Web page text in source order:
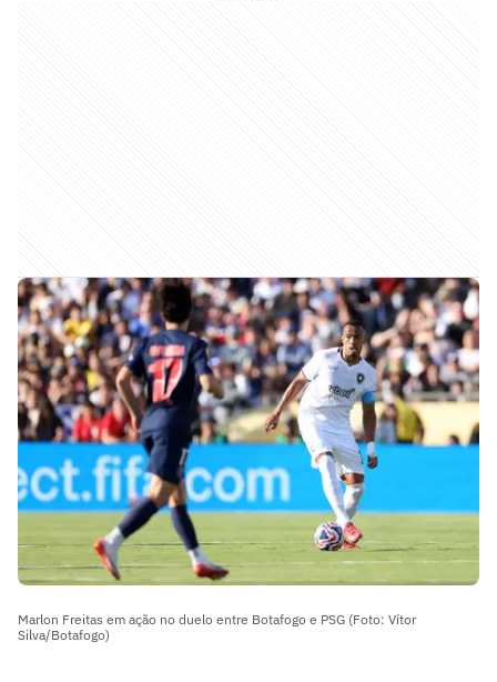
Marlon Freitas em ação no duelo entre Botafogo e PSG (Foto: Vítor
Silva/Botafogo)